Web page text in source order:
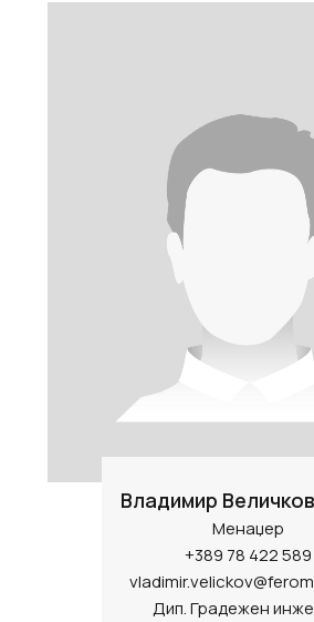
Владимир Величков
Менаџер
+389 78 422 589
Дип. Градежен